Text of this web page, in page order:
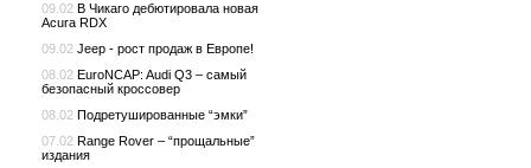
09.02 В Чикаго дебютировала новая
Acura RDX
09.02 Jeep - рост продаж в Европе!
08.02 EuroNCAP: Audi Q3 – самый
безопасный кроссовер
08.02 Подретушированные “эмки”
07.02 Range Rover – “прощальные”
издания